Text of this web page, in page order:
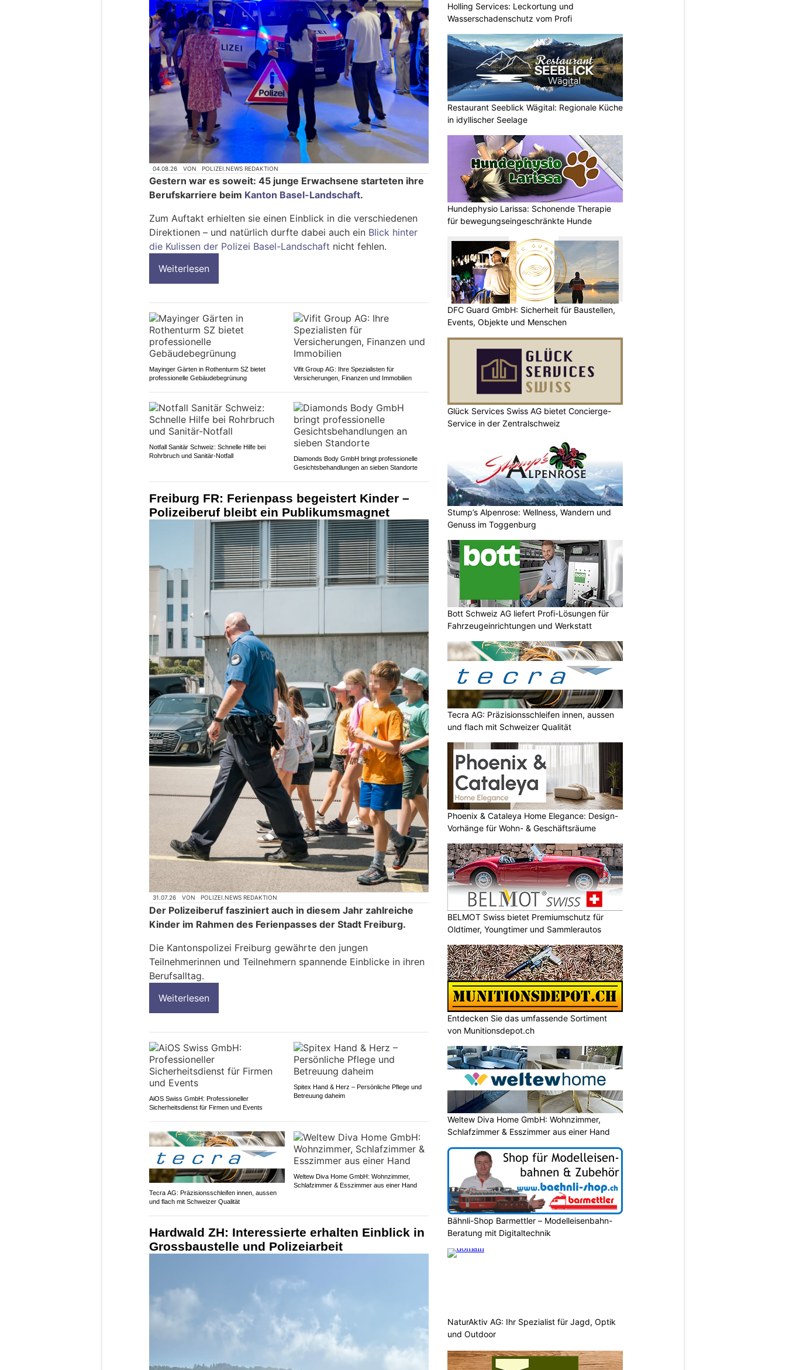
04.08.26 VON POLIZEI.NEWS REDAKTION
Gestern war es soweit: 45 junge Erwachsene starteten ihre
Berufskarriere beim Kanton Basel-Landschaft.
Zum Auftakt erhielten sie einen Einblick in die verschiedenen
Direktionen – und natürlich durfte dabei auch ein Blick hinter
die Kulissen der Polizei Basel-Landschaft nicht fehlen.
Weiterlesen
Mayinger Gärten in Rothenturm SZ bietet
professionelle Gebäudebegrünung
Vifit Group AG: Ihre Spezialisten für
Versicherungen, Finanzen und Immobilien
Notfall Sanitär Schweiz: Schnelle Hilfe bei
Rohrbruch und Sanitär-Notfall
Diamonds Body GmbH bringt professionelle
Gesichtsbehandlungen an sieben Standorte
Freiburg FR: Ferienpass begeistert Kinder –
Polizeiberuf bleibt ein Publikumsmagnet
31.07.26 VON POLIZEI.NEWS REDAKTION
Der Polizeiberuf fasziniert auch in diesem Jahr zahlreiche
Kinder im Rahmen des Ferienpasses der Stadt Freiburg.
Die Kantonspolizei Freiburg gewährte den jungen
Teilnehmerinnen und Teilnehmern spannende Einblicke in ihren
Berufsalltag.
Weiterlesen
AiOS Swiss GmbH: Professioneller
Sicherheitsdienst für Firmen und Events
Spitex Hand & Herz – Persönliche Pflege und
Betreuung daheim
Tecra AG: Präzisionsschleifen innen, aussen
und flach mit Schweizer Qualität
Weltew Diva Home GmbH: Wohnzimmer,
Schlafzimmer & Esszimmer aus einer Hand
Hardwald ZH: Interessierte erhalten Einblick in
Grossbaustelle und Polizeiarbeit
Holling Services: Leckortung und
Wasserschadenschutz vom Profi
Restaurant Seeblick Wägital: Regionale Küche
in idyllischer Seelage
Hundephysio Larissa: Schonende Therapie
für bewegungseingeschränkte Hunde
DFC Guard GmbH: Sicherheit für Baustellen,
Events, Objekte und Menschen
Glück Services Swiss AG bietet Concierge-
Service in der Zentralschweiz
Stump’s Alpenrose: Wellness, Wandern und
Genuss im Toggenburg
Bott Schweiz AG liefert Profi-Lösungen für
Fahrzeugeinrichtungen und Werkstatt
Tecra AG: Präzisionsschleifen innen, aussen
und flach mit Schweizer Qualität
Phoenix & Cataleya Home Elegance: Design-
Vorhänge für Wohn- & Geschäftsräume
BELMOT Swiss bietet Premiumschutz für
Oldtimer, Youngtimer und Sammlerautos
Entdecken Sie das umfassende Sortiment
von Munitionsdepot.ch
Weltew Diva Home GmbH: Wohnzimmer,
Schlafzimmer & Esszimmer aus einer Hand
Bähnli-Shop Barmettler – Modelleisenbahn-
Beratung mit Digitaltechnik
NaturAktiv AG: Ihr Spezialist für Jagd, Optik
und Outdoor